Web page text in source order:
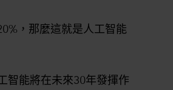
，那麼這就是人工智能
智能將在未來30年發揮作